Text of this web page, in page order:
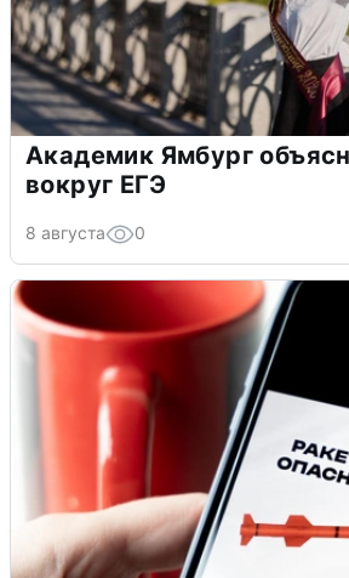
Академик Ямбург
вокруг ЕГЭ
8 августа 0